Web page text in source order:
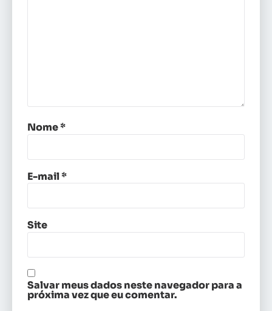
Nome*
E-mail*
Site
Salvar meus dados neste navegador para a
próxima vez que eu comentar.